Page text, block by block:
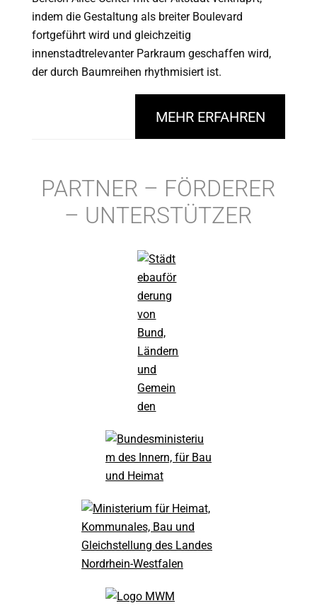
indem die Gestaltung als breiter Boulevard
fortgeführt wird und gleichzeitig
innenstadtrelevanter Parkraum geschaffen wird,
der durch Baumreihen rhythmisiert ist.
MEHR ERFAHREN
PARTNER – FÖRDERER
– UNTERSTÜTZER